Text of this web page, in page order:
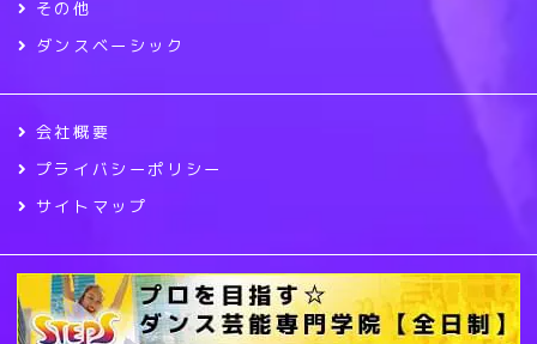
その他
ダンスベーシック
会社概要
プライバシーポリシー
サイトマップ